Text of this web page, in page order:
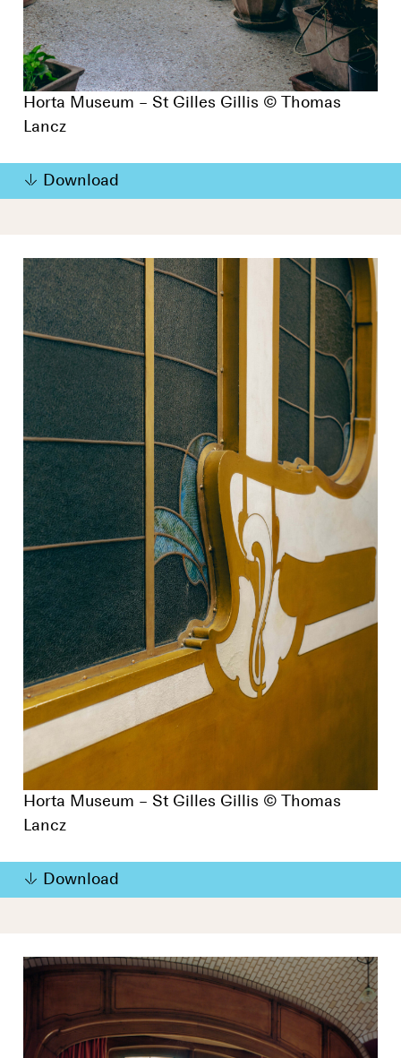
Horta Museum – St Gilles Gillis © Thomas
Lancz
Download
Horta Museum – St Gilles Gillis © Thomas
Lancz
Download